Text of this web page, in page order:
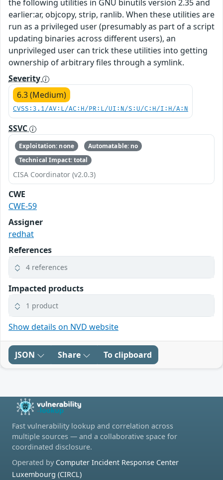
the following utilities in GNU binutils version 2.35 and
earlier:ar, objcopy, strip, ranlib. When these utilities are
run as a privileged user (presumably as part of a script
updating binaries across different users), an
unprivileged user can trick these utilities into getting
ownership of arbitrary files through a symlink.
Severity
6.3 (Medium)
CVSS:3.1/AV:L/AC:H/PR:L/UI:N/S:U/C:H/I:H/A:N
SSVC
Exploitation: none
Automatable: no
Technical Impact: total
CISA Coordinator (v2.0.3)
CWE
CWE-59
Assigner
redhat
References
4 references
Impacted products
1 product
Show details on NVD website
JSON Share To clipboard
Fast vulnerability lookup and correlation across
multiple sources — and a collaborative space for
coordinated disclosure.
Operated by Computer Incident Response Center
Luxembourg (CIRCL)